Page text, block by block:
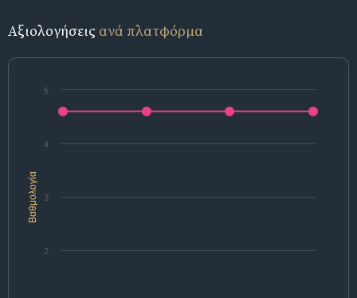
Αξιολογήσεις ανά πλατφόρμα
Βαθμολογία
2
3
4
5